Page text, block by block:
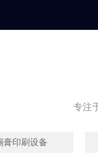
专注
膏印刷设备